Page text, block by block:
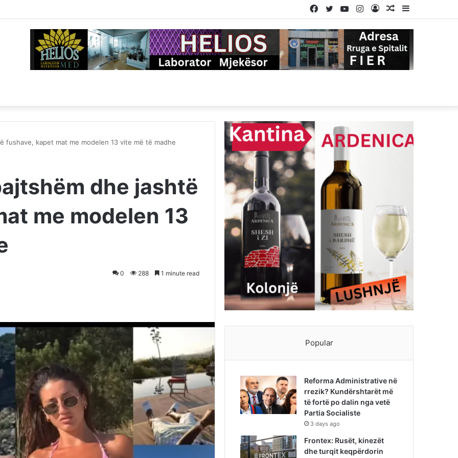
Sidebar
Random
Log
Instagram
YouTube
Twitter
Facebook
fushave, kapet mat me modelen 13 vite më të madhe
dhe jashtë
me modelen 13
0 288 1 minute read
Popular
Reforma Administrative në
rrezik? Kundërshtarët më
të fortë po dalin nga vetë
Partia Socialiste
3 days ago
Frontex: Rusët, kinezët
dhe turqit keqpërdorin